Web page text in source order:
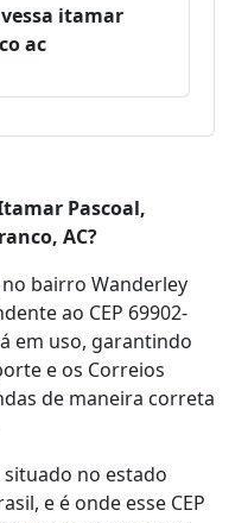
itamar
ac
Pascoal,
AC?
no bairro Wanderley
ao CEP 69902-
em uso, garantindo
e os Correios
de maneira correta
no estado
e é onde esse CEP